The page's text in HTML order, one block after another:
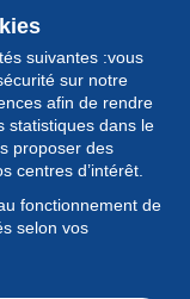
suivantes :vous
sur notre
afin de rendre
statistiques dans le
proposer des
centres d’intérêt.
fonctionnement de
selon vos